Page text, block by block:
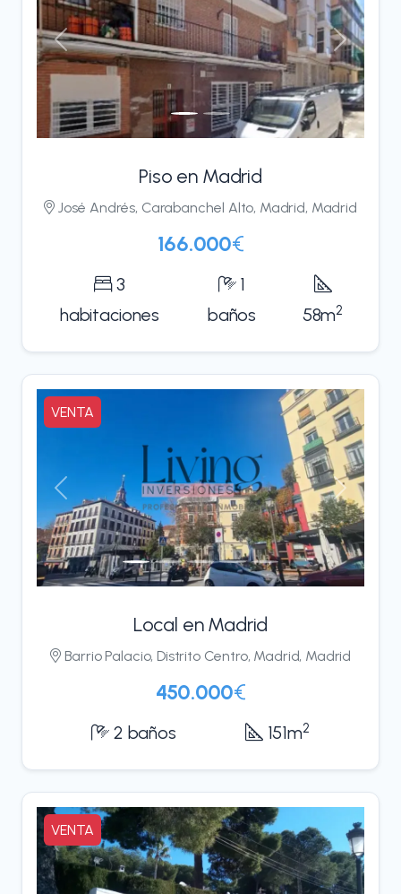
Anterior Siguiente
Piso en Madrid
José Andrés, Carabanchel Alto, Madrid, Madrid
166.000€
3
habitaciones
1
baños
58m2
Anterior Siguiente
VENTA
Local en Madrid
Barrio Palacio, Distrito Centro, Madrid, Madrid
450.000€
2 baños 151m2
VENTA